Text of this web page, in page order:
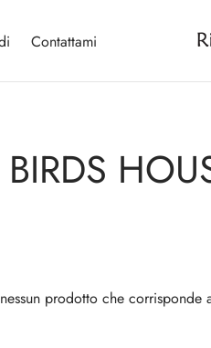
Contattami
prodotto che corrisponde